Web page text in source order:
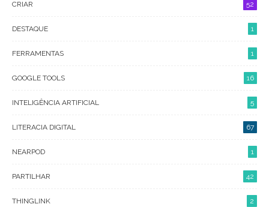
CRIAR 52
DESTAQUE 1
FERRAMENTAS 1
GOOGLE TOOLS 16
INTELIGÊNCIA ARTIFICIAL 5
LITERACIA DIGITAL 67
NEARPOD 1
PARTILHAR 42
THINGLINK 2